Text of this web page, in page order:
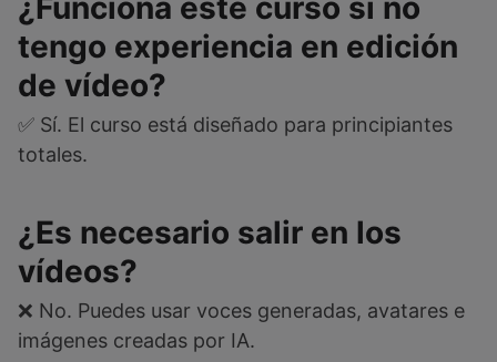
¿Funciona este curso si no
tengo experiencia en edición
de vídeo?
✅ Sí. El curso está diseñado para principiantes
totales.
¿Es necesario salir en los
vídeos?
❌ No. Puedes usar voces generadas, avatares e
imágenes creadas por IA.